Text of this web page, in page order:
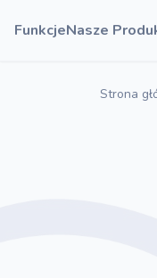
FunkcjeNasze
Strona